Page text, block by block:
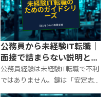
例外対応・報連相を“運用力”とし
て見せること。応募の順番と面
接テンプレまで整理します。
公務員から未経験IT転職｜
面接で詰まらない説明と強
みの変換テンプレ
公務員経験は未経験IT転職で不利
ではありません。鍵は「安定志
向」扱いされないように、規程